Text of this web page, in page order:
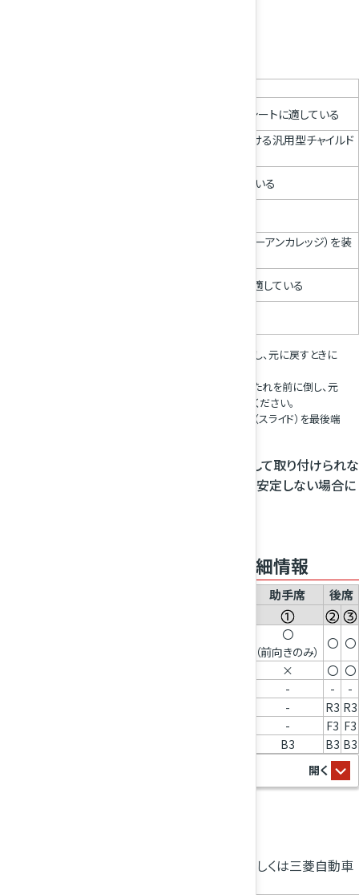
車両シートベルト固定式汎用型チャイルドシートに適している
車両シートベルト固定式の前向きに取り付ける汎用型チャイルド
i-Size及びISOFIXチャイルドシートに適している
ISOFIXチャイルドシート上部取付金具（テザーアンカレッジ）を装
添付リストに記載されたチャイルドシートに適している
チャイルドシートを装着する際は、背もたれを前に倒し、元に戻すときに
ベルト固縛のチャイルドシートを装着する際は、背もたれを前に倒し、元
に戻すときに一番最初にロックする位置に調節してください。
チャイルドシートを装着する際は、シートの前後調節（スライド）を最後端
チャイルドシートがヘッドレストに干渉し安定して取り付けられな
い場合は一番上に調節してください。上げても安定しない場合に
幼児拘束装置メーカーに関する詳細情報
助手席 後席
〇
（前向きのみ）
〇 〇
× 〇 〇
- -
-
- R3 R3
- F3 F3
B3 B3 B3
三菱自動車が推奨するチャイルドシートです。詳しくは三菱自動車